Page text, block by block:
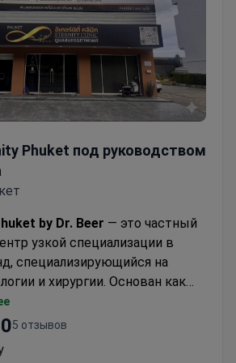
современными
центрами.
Phuket под руководством
by Dr. Beer — это частный
узкой специализации в
специализирующийся на
и хирургии. Основан как
сети Eternity Clinic, он
помощь мирового
передовой медицинский
5 отзывов